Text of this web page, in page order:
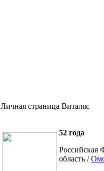
Личная страница Виталяс
52 года
Российская
область /